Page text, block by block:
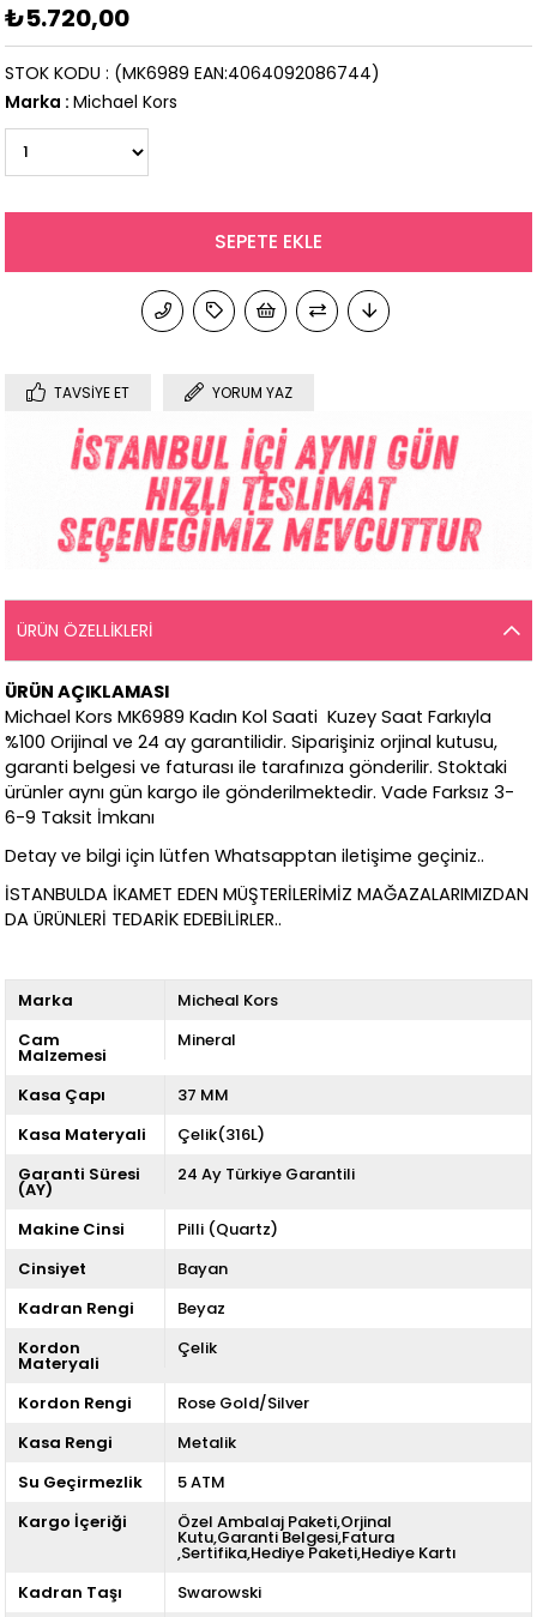
₺5.720,00
(MK6989 EAN:4064092086744)
STOK KODU
Marka : Michael Kors
TAVSIYE ET YORUM YAZ
ÜRÜN ÖZELLIKLERI
ÜRÜN AÇIKLAMASI
Michael Kors MK6989 Kadın Kol Saati Kuzey Saat Farkıyla
%100 Orijinal ve 24 ay garantilidir. Siparişiniz orjinal kutusu,
garanti belgesi ve faturası ile tarafınıza gönderilir. Stoktaki
ürünler aynı gün kargo ile gönderilmektedir. Vade Farksız 3-
6-9 Taksit İmkanı
Detay ve bilgi için lütfen Whatsapptan iletişime geçiniz..
İSTANBULDA İKAMET EDEN MÜŞTERİLERİMİZ MAĞAZALARIMIZDAN
DA ÜRÜNLERİ TEDARİK EDEBİLİRLER..
Marka
Micheal Kors
Cam
Malzemesi
Mineral
Kasa Çapı
37 MM
Kasa Materyali
Çelik(316L)
Garanti Süresi
(AY)
24 Ay Türkiye Garantili
Makine Cinsi
Pilli (Quartz)
Cinsiyet
Bayan
Kadran Rengi
Beyaz
Kordon
Materyali
Çelik
Kordon Rengi
Rose Gold/Silver
Kasa Rengi
Metalik
Su Geçirmezlik
5 ATM
Kargo İçeriği
Özel Ambalaj Paketi,Orjinal
Kutu,Garanti Belgesi,Fatura
,Sertifika,Hediye Paketi,Hediye Kartı
Kadran Taşı
Swarowski